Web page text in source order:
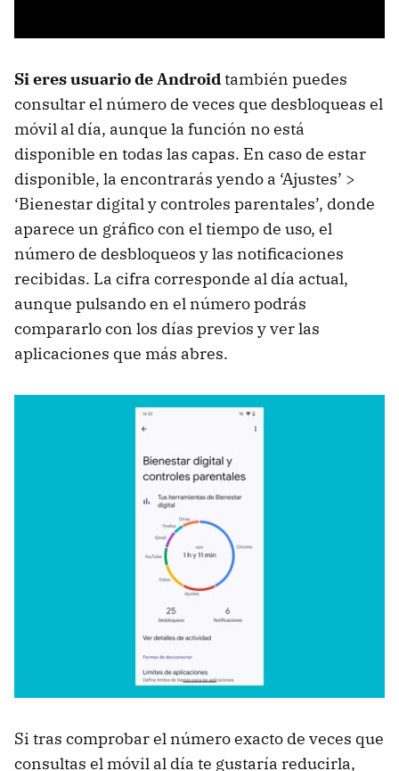
Si eres usuario de Androidtambién puedes
consultar el número de veces que desbloqueas el
móvil al día, aunque la función no está
disponible en todas las capas. En caso de estar
disponible, la encontrarás yendo a ‘Ajustes’ >
‘Bienestar digital y controles parentales’, donde
aparece un gráfico con el tiempo de uso, el
número de desbloqueos y las notificaciones
recibidas. La cifra corresponde al día actual,
aunque pulsando en el número podrás
compararlo con los días previos y ver las
aplicaciones que más abres.
Si tras comprobar el número exacto de veces que
consultas el móvil al día te gustaría reducirla,